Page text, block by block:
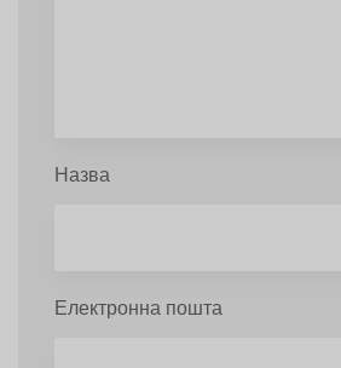
Назва
Електронна пошта